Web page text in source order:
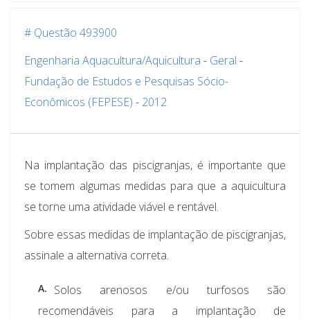
# Questão 493900
Engenharia Aquacultura/Aquicultura - Geral -
Fundação de Estudos e Pesquisas Sócio-
Econômicos (FEPESE) - 2012
Na implantação das piscigranjas, é importante que
se tomem algumas medidas para que a aquicultura
se torne uma atividade viável e rentável.
Sobre essas medidas de implantação de piscigranjas,
assinale a alternativa correta.
A.
Solos arenosos e/ou turfosos são
recomendáveis para a implantação de